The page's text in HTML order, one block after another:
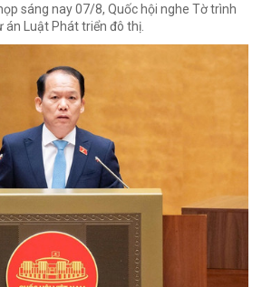
sáng nay 07/8, Quốc hội nghe Tờ trình
Luật Phát triển đô thị.